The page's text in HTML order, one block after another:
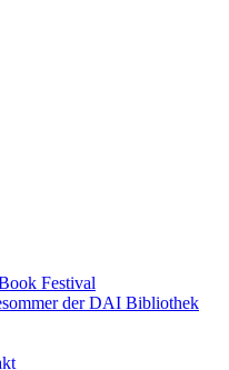
Festival
der DAI Bibliothek